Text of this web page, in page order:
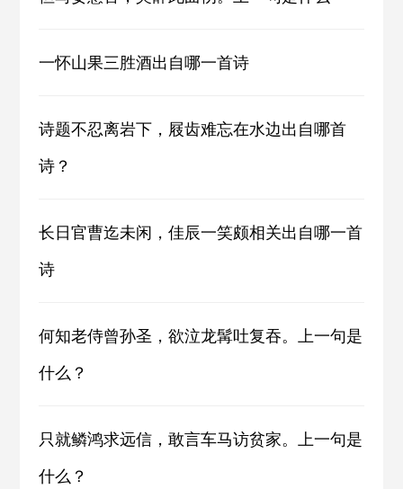
一怀山果三胜酒出自哪一首诗
诗题不忍离岩下，屐齿难忘在水边出自哪首
诗？
长日官曹迄未闲，佳辰一笑颇相关出自哪一首
诗
何知老侍曾孙圣，欲泣龙髯吐复吞。上一句是
什么？
只就鳞鸿求远信，敢言车马访贫家。上一句是
什么？